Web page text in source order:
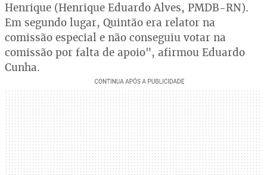
Henrique (Henrique Eduardo Alves, PMDB-RN).
Em segundo lugar, Quintão era relator na
comissão especial e não conseguiu votar na
comissão por falta de apoio", afirmou Eduardo
Cunha.